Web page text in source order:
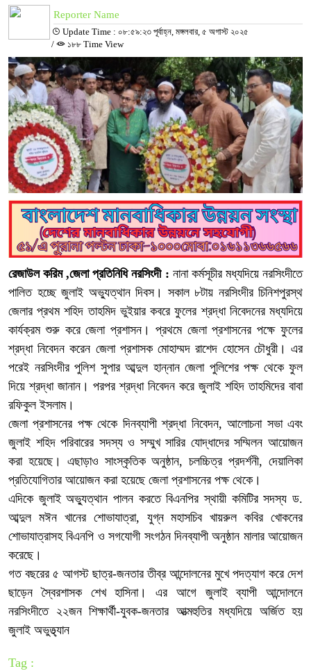
Reporter Name
Update Time : ০৮:৫৯:২৩ পূর্বাহ্ন, মঙ্গলবার, ৫ অগাস্ট ২০২৫
/
১৮৮ Time View
রেজাউল করিম ,জেলা প্রতিনিধি নরসিংদী : নানা কর্মসূচীর মধ্যদিয়ে নরসিংদীতে
পালিত হচ্ছে জুলাই অভ্যুত্থান দিবস। সকাল ৮টায় নরসিংদীর চিনিশপুরস্থ
জেলার প্রথম শহিদ তাহমিদ ভুইয়ার কবরে ফুলের শ্রদ্ধা নিবেদনের মধ্যদিয়ে
কার্যক্রম শুরু করে জেলা প্রশাসন। প্রথমে জেলা প্রশাসনের পক্ষে ফুলের
শ্রদ্ধা নিবেদন করেন জেলা প্রশাসক মোহাম্মদ রাশেদ হোসেন চৌধুরী। এর
পরেই নরসিংদীর পুলিশ সুপার আব্দুল হান্নান জেলা পুলিশের পক্ষ থেকে ফুল
দিয়ে শ্রদ্ধা জানান। পরপর শ্রদ্ধা নিবেদন করে জুলাই শহিদ তাহমিদের বাবা
রফিকুল ইসলাম।
জেলা প্রশাসনের পক্ষ থেকে দিনব্যাপী শ্রদ্ধা নিবেদন, আলোচনা সভা এবং
জুলাই শহিদ পরিবারের সদস্য ও সম্মুখ সারির যোদ্ধাদের সম্মিলন আয়োজন
করা হয়েছে। এছাড়াও সাংস্কৃতিক অনুষ্ঠান, চলচ্চিত্র প্রদর্শনী, দেয়ালিকা
প্রতিযোগিতার আয়োজন করা হয়েছে জেলা প্রশাসনের পক্ষ থেকে।
এদিকে জুলাই অভ্যুত্থান পালন করতে বিএনপির স্থায়ী কমিটির সদস্য ড.
আব্দুল মঈন খানের শোভাযাত্রা, যুগ্ন মহাসচিব খায়রুল কবির খোকনের
শোভাযাত্রাসহ বিএনপি ও সগযোগী সংগঠন দিনব্যাপী অনুষ্ঠান মালার আয়োজন
করেছে।
গত বছরের ৫ আগস্ট ছাত্র-জনতার তীব্র আন্দোলনের মুখে পদত্যাগ করে দেশ
ছাড়েন স্বৈরশাসক শেখ হাসিনা। এর আগে জুলাই ব্যাপী আন্দোলনে
নরসিংদীতে ২২জন শিক্ষার্থী-যুবক-জনতার আত্মহুতির মধ্যদিয়ে অর্জিত হয়
জুলাই অভুত্থ্যান
Tag :